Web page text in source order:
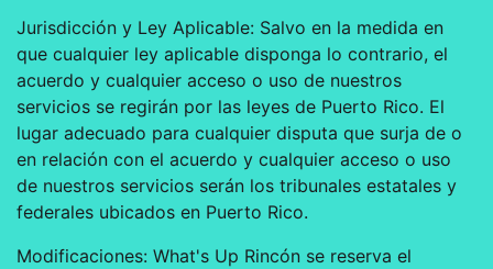
Jurisdicción y Ley Aplicable: Salvo en la medida en
que cualquier ley aplicable disponga lo contrario, el
acuerdo y cualquier acceso o uso de nuestros
servicios se regirán por las leyes de Puerto Rico. El
lugar adecuado para cualquier disputa que surja de o
en relación con el acuerdo y cualquier acceso o uso
de nuestros servicios serán los tribunales estatales y
federales ubicados en Puerto Rico.
Modificaciones: What's Up Rincón se reserva el